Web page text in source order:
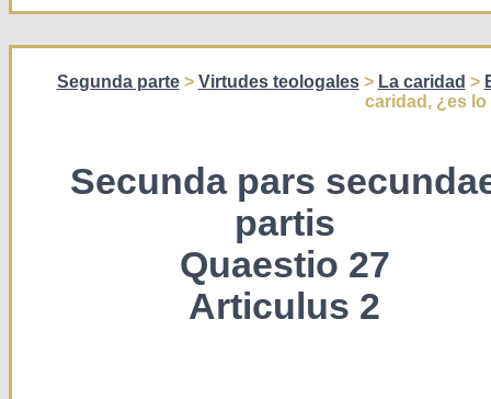
Segunda parte> Virtudes teologales> La caridad >
caridad, ¿es
Secunda pars
partis
Quaestio 27
Articulus 2